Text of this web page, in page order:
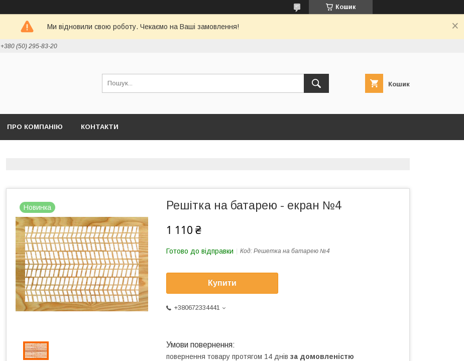
Кошик
Ми відновили свою роботу. Чекаємо на Ваші замовлення!
+380 (50) 295-83-20
Кошик
ПРО КОМПАНІЮ КОНТАКТИ
Новинка Решітка на батарею - екран №4
1 110 ₴
Готово до відправки Код: Решетка на батарею №4
Купити
+380672334441
повернення товару протягом 14 днів за домовленістю